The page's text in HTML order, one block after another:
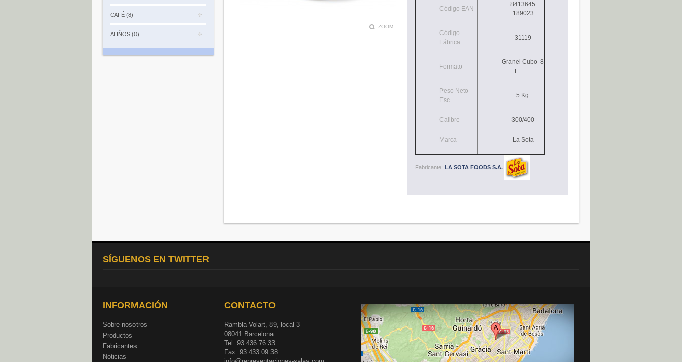
CAFÉ (8)
ALIÑOS (0)
ZOOM
Código EAN
8413645
189023
Código
Fábrica
31119
Formato
Granel Cubo 8
L.
Peso Neto
Esc.
5 Kg.
Calibre 300/400
Marca La Sota
Fabricante: LA SOTA FOODS S.A.
SÍGUENOS EN TWITTER
INFORMACIÓN
Sobre nosotros
Productos
Fabricantes
Noticias
CONTACTO
Rambla Volart, 89, local 3
08041 Barcelona
Tel: 93 436 76 33
Fax: 93 433 09 38